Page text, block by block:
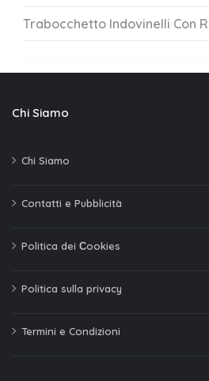
Trabocchetto Indovinelli Con
Chi Siamo
Chi Siamo
Contatti e Pubblicità
Politica dei Сookies
Politica sulla privacy
Termini e Condizioni